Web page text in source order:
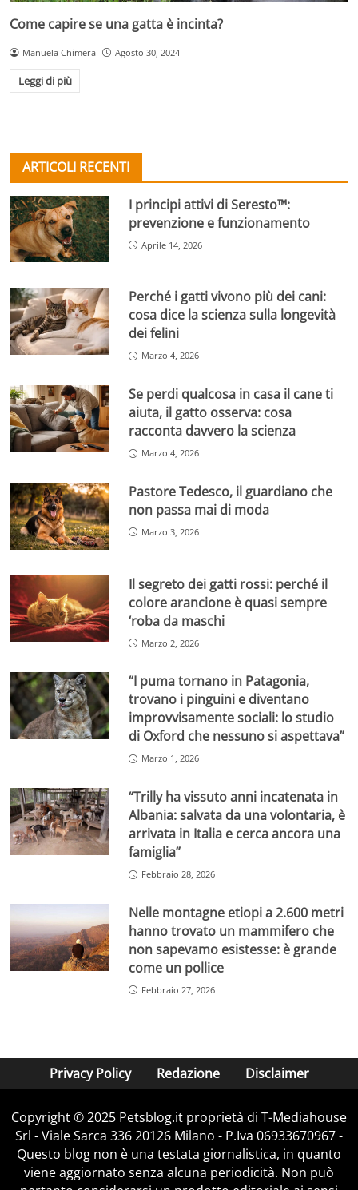
Come capire se una gatta è incinta?
Manuela Chimera Agosto 30, 2024
Leggi di più
ARTICOLI RECENTI
I principi attivi di Seresto™:
prevenzione e funzionamento
Aprile 14, 2026
Perché i gatti vivono più dei cani:
cosa dice la scienza sulla longevità
dei felini
Marzo 4, 2026
Se perdi qualcosa in casa il cane ti
aiuta, il gatto osserva: cosa
racconta davvero la scienza
Marzo 4, 2026
Pastore Tedesco, il guardiano che
non passa mai di moda
Marzo 3, 2026
Il segreto dei gatti rossi: perché il
colore arancione è quasi sempre
‘roba da maschi
Marzo 2, 2026
“I puma tornano in Patagonia,
trovano i pinguini e diventano
improvvisamente sociali: lo studio
di Oxford che nessuno si aspettava”
Marzo 1, 2026
“Trilly ha vissuto anni incatenata in
Albania: salvata da una volontaria, è
arrivata in Italia e cerca ancora una
famiglia”
Febbraio 28, 2026
Nelle montagne etiopi a 2.600 metri
hanno trovato un mammifero che
non sapevamo esistesse: è grande
come un pollice
Febbraio 27, 2026
Privacy Policy Redazione Disclaimer
Copyright © 2025 Petsblog.it proprietà di T-Mediahouse
Srl - Viale Sarca 336 20126 Milano - P.Iva 06933670967 -
Questo blog non è una testata giornalistica, in quanto
viene aggiornato senza alcuna periodicità. Non può